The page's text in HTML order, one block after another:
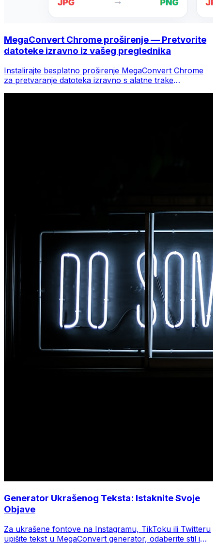
MegaConvert Chrome proširenje — Pretvorite
datoteke izravno iz vašeg preglednika
Instalirajte besplatno proširenje MegaConvert Chrome
za pretvaranje datoteka izravno s alatne trake
Generator Ukrašenog Teksta: Istaknite Svoje
Objave
Za ukrašene fontove na Instagramu, TikToku ili Twitteru
upišite tekst u MegaConvert generator, odaberite stil i